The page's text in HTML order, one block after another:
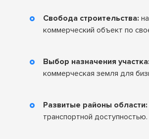
Свобода строительства:
коммерческий объект по
Выбор назначения участка:
коммерческая земля для
Развитые районы области:
транспортной доступностью.